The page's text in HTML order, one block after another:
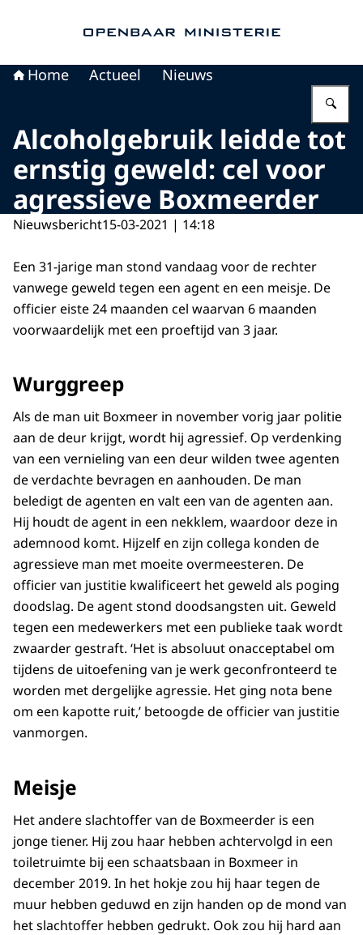
Home Actueel Nieuws
Alcoholgebruik leidde tot
ernstig geweld: cel voor
agressieve Boxmeerder
Nieuwsbericht15-03-2021 | 14:18
Een 31-jarige man stond vandaag voor de rechter
vanwege geweld tegen een agent en een meisje. De
officier eiste 24 maanden cel waarvan 6 maanden
voorwaardelijk met een proeftijd van 3 jaar.
Wurggreep
Als de man uit Boxmeer in november vorig jaar politie
aan de deur krijgt, wordt hij agressief. Op verdenking
van een vernieling van een deur wilden twee agenten
de verdachte bevragen en aanhouden. De man
beledigt de agenten en valt een van de agenten aan.
Hij houdt de agent in een nekklem, waardoor deze in
ademnood komt. Hijzelf en zijn collega konden de
agressieve man met moeite overmeesteren. De
officier van justitie kwalificeert het geweld als poging
doodslag. De agent stond doodsangsten uit. Geweld
tegen een medewerkers met een publieke taak wordt
zwaarder gestraft. ‘Het is absoluut onacceptabel om
tijdens de uitoefening van je werk geconfronteerd te
worden met dergelijke agressie. Het ging nota bene
om een kapotte ruit,’ betoogde de officier van justitie
vanmorgen.
Meisje
Het andere slachtoffer van de Boxmeerder is een
jonge tiener. Hij zou haar hebben achtervolgd in een
toiletruimte bij een schaatsbaan in Boxmeer in
december 2019. In het hokje zou hij haar tegen de
muur hebben geduwd en zijn handen op de mond van
het slachtoffer hebben gedrukt. Ook zou hij hard aan